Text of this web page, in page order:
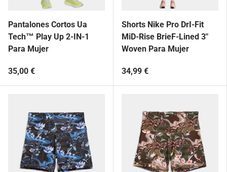
Pantalones Cortos Ua
Tech™ Play Up 2-IN-1
Para Mujer
35,00 €
Shorts Nike Pro DrI-Fit
MiD-Rise BrieF-Lined 3"
Woven Para Mujer
34,99 €